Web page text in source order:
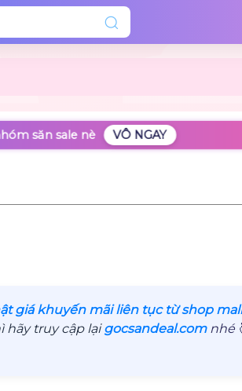
săn sale nè VÔ NGAY
giá khuyến mãi liên tục từ shop
hãy truy cập lạigocsandeal.comnhé